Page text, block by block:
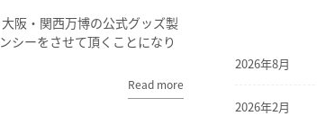
阪・関西万博の公式グッズ製
シーをさせて頂くことになり
Read more
2026年8月
2026年2月